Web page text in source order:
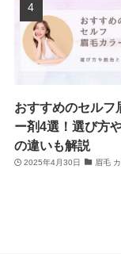
おすすめのセルフ
ー剤4選！選び方
の違いも解説
2025年4月30日 眉毛